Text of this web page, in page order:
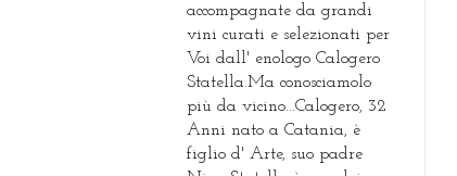
accompagnate da grandi
vini curati e selezionati per
Voi dall' enologo Calogero
Statella.Ma conosciamolo
più da vicino...Calogero, 32
Anni nato a Catania, è
figlio d' Arte, suo padre